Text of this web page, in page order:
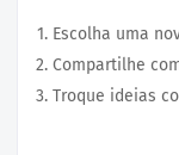
Escolha uma
Compartilhe
Troque ideias